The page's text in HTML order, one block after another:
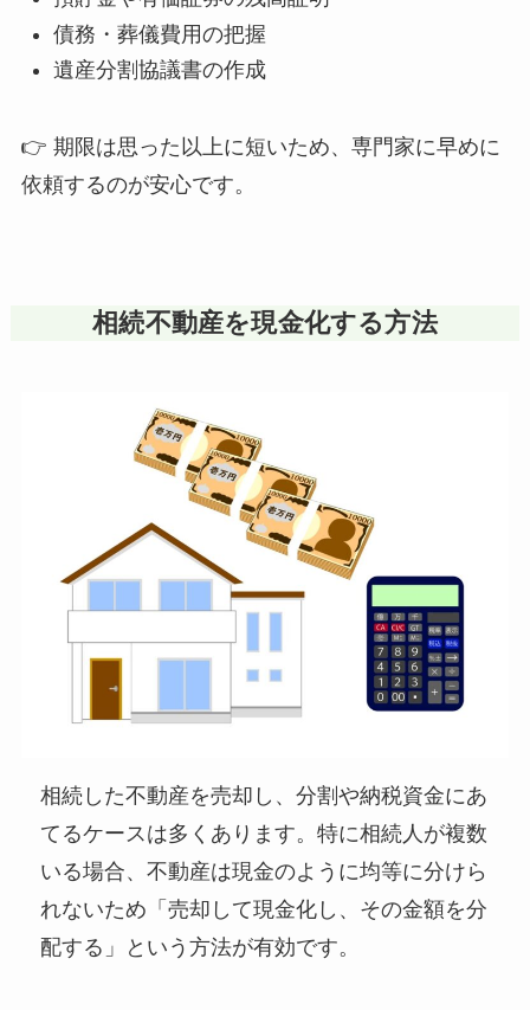
債務・葬儀費用の把握
遺産分割協議書の作成
👉 期限は思った以上に短いため、専門家に早めに
依頼するのが安心です。
相続不動産を現金化する方法
相続した不動産を売却し、分割や納税資金にあ
てるケースは多くあります。特に相続人が複数
いる場合、不動産は現金のように均等に分けら
れないため「売却して現金化し、その金額を分
配する」という方法が有効です。